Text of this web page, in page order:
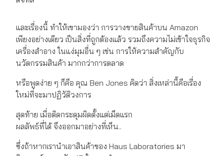
และเรื่องนี้ ทำให้เขามองว่า การวางขายสินค้าบน Amazon
เพียงอย่างเดียว เป็นสิ่งที่ถูกต้องแล้ว รวมถึงความไม่เข้าใจธุรกิจ
เครื่องสำอาง ในแง่มุมอื่น ๆ เช่น การให้ความสำคัญกับ
นวัตกรรมสินค้า มากกว่าการตลาด
หรือพูดง่าย ๆ ก็คือ คุณ Ben Jones คิดว่า สิ่งเหล่านี้คือเรื่อง
ใหม่ที่จะมาปฏิวัติวงการ
สุดท้าย เมื่อติดกระดุมผิดตั้งแต่เม็ดแรก
ผลลัพธ์ที่ได้ จึงออกมาอย่างที่เห็น..
ซึ่งถ้าหากเรานำเอาสินค้าของ Haus Laboratories มา